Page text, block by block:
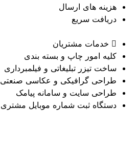
هزینه های ارسال
دریافت سریع
خدمات مشتریان
کلیه امور چاپ و بسته بندی
ساخت تیزر تبلیغاتی و فیلمبرداری
طراحی گرافیکی و عکاسی صنعتی
طراحی سایت و سامانه پیامک
دستگاه ثبت شماره موبایل مشتری